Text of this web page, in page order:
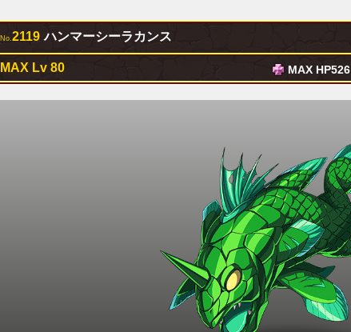
No.2119 ハンマーシーラカンス
MAX Lv 80 MAX HP526